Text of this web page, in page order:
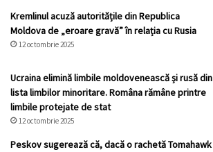
Kremlinul acuză autoritățile din Republica
Moldova de „eroare gravă” în relația cu Rusia
12 octombrie 2025
Ucraina elimină limbile moldovenească și rusă din
lista limbilor minoritare. Româna rămâne printre
limbile protejate de stat
12 octombrie 2025
Peskov sugerează că, dacă o rachetă Tomahawk